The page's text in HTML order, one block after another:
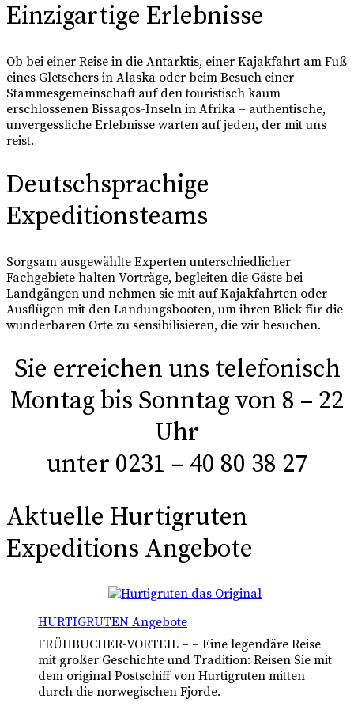
Einzigartige Erlebnisse
Ob bei einer Reise in die Antarktis, einer Kajakfahrt am Fuß
eines Gletschers in Alaska oder beim Besuch einer
Stammesgemeinschaft auf den touristisch kaum
erschlossenen Bissagos-Inseln in Afrika – authentische,
unvergessliche Erlebnisse warten auf jeden, der mit uns
reist.
Deutschsprachige
Expeditionsteams
Sorgsam ausgewählte Experten unterschiedlicher
Fachgebiete halten Vorträge, begleiten die Gäste bei
Landgängen und nehmen sie mit auf Kajakfahrten oder
Ausflügen mit den Landungsbooten, um ihren Blick für die
wunderbaren Orte zu sensibilisieren, die wir besuchen.
Sie erreichen uns telefonisch
Montag bis Sonntag von 8 – 22
Uhr
unter 0231 – 40 80 38 27
Aktuelle Hurtigruten
Expeditions Angebote
HURTIGRUTEN Angebote
FRÜHBUCHER-VORTEIL – – Eine legendäre Reise
mit großer Geschichte und Tradition: Reisen Sie mit
dem original Postschiff von Hurtigruten mitten
durch die norwegischen Fjorde.